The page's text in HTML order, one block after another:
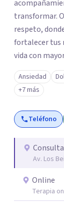
transformar.
respeto,
fortalecer tus
vida con
Ansiedad
+7 más
Teléfono
Av. Los
Online
Terapia